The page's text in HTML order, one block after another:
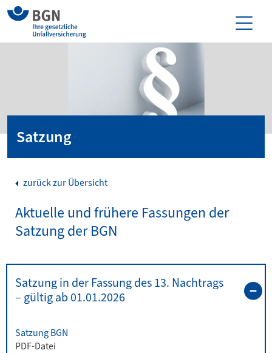
Satzung
zurück zur Übersicht
Aktuelle und frühere Fassungen der
Satzung der BGN
Satzung in der Fassung des 13. Nachtrags
– gültig ab 01.01.2026
Satzung BGN
PDF-Datei